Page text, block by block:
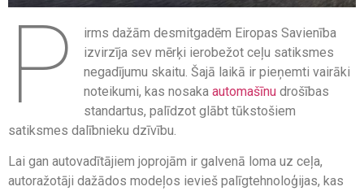
P
irms dažām desmitgadēm Eiropas Savienība
izvirzīja sev mērķi ierobežot ceļu satiksmes
negadījumu skaitu. Šajā laikā ir pieņemti vairāki
noteikumi, kas nosakaautomašīnu drošības
standartus, palīdzot glābt tūkstošiem
satiksmes dalībnieku dzīvību.
Lai gan autovadītājiem joprojām ir galvenā loma uz ceļa,
autoražotāji dažādos modeļos ievieš palīgtehnoloģijas, kas